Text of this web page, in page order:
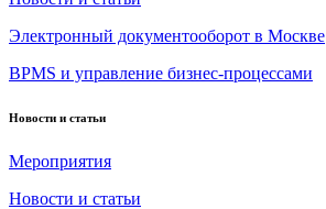
Электронный документооборот в Москве
BPMS и управление бизнес-процессами
Новости и статьи
Мероприятия
Новости и статьи